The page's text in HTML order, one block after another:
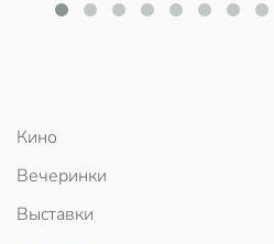
Кино
Вечеринки
Выставки